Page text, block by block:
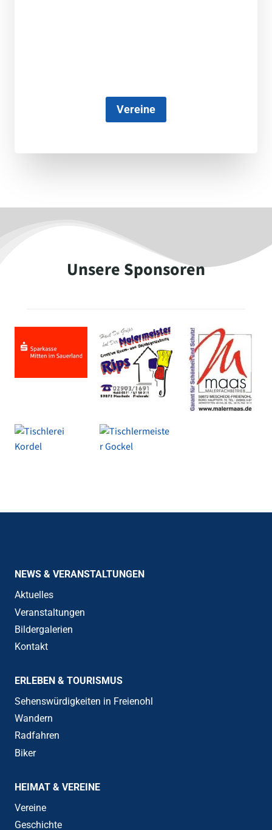
Vereine
Unsere Sponsoren
NEWS & VERANSTALTUNGEN
Aktuelles
Veranstaltungen
Bildergalerien
Kontakt
ERLEBEN & TOURISMUS
Sehenswürdigkeiten in Freienohl
Wandern
Radfahren
Biker
HEIMAT & VEREINE
Vereine
Geschichte